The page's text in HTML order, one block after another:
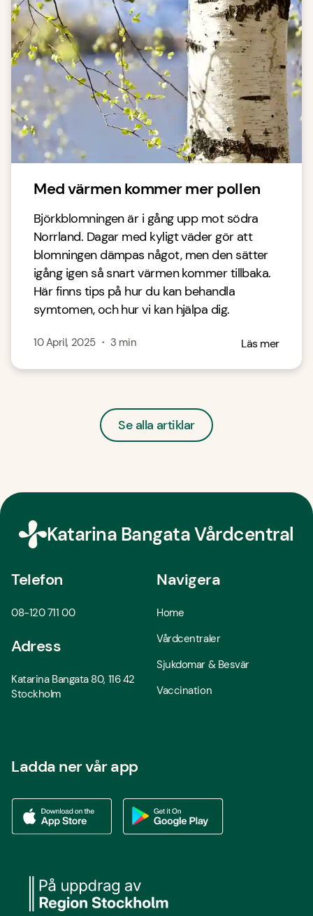
Med värmen kommer mer pollen
Björkblomningen är i gång upp mot södra
Norrland. Dagar med kyligt väder gör att
blomningen dämpas något, men den sätter
igång igen så snart värmen kommer tillbaka.
Här finns tips på hur du kan behandla
symtomen, och hur vi kan hjälpa dig.
10 April, 2025・ 3 min Läs mer
Se alla artiklar
Katarina Bangata Vårdcentral
Telefon
08-120 711 00
Adress
Katarina Bangata 80, 116 42
Stockholm
Navigera
Home
Vårdcentraler
Sjukdomar & Besvär
Vaccination
Ladda ner vår app